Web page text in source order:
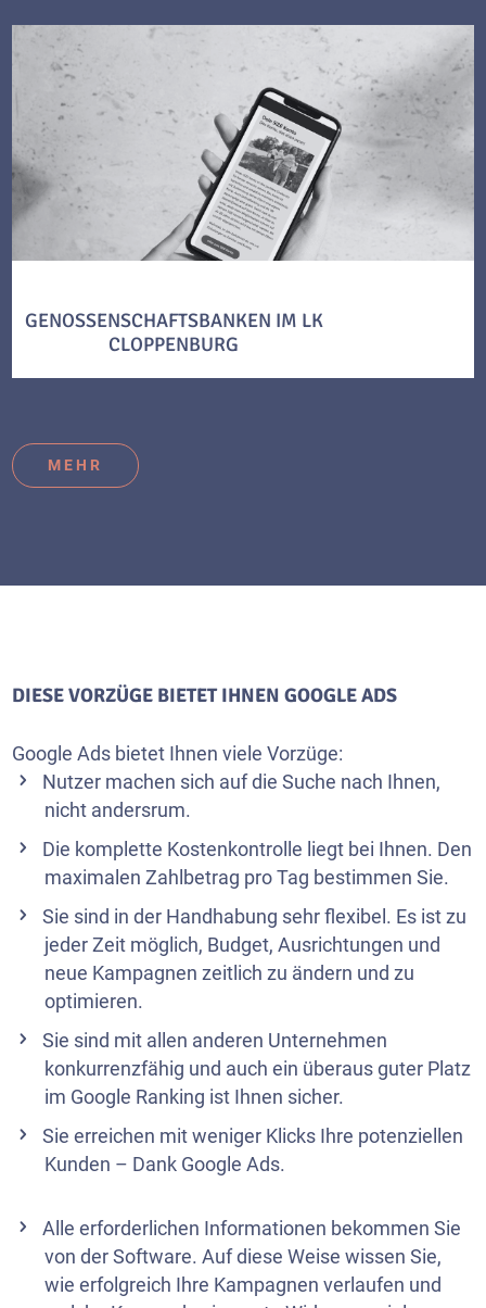
GENOSSENSCHAFTSBANKEN IM LK
CLOPPENBURG
MEHR
DIESE VORZÜGE BIETET IHNEN GOOGLE ADS
Google Ads bietet Ihnen viele Vorzüge:
Nutzer machen sich auf die Suche nach Ihnen,
nicht andersrum.
Die komplette Kostenkontrolle liegt bei Ihnen. Den
maximalen Zahlbetrag pro Tag bestimmen Sie.
Sie sind in der Handhabung sehr flexibel. Es ist zu
jeder Zeit möglich, Budget, Ausrichtungen und
neue Kampagnen zeitlich zu ändern und zu
optimieren.
Sie sind mit allen anderen Unternehmen
konkurrenzfähig und auch ein überaus guter Platz
im Google Ranking ist Ihnen sicher.
Sie erreichen mit weniger Klicks Ihre potenziellen
Kunden – Dank Google Ads.
Alle erforderlichen Informationen bekommen Sie
von der Software. Auf diese Weise wissen Sie,
wie erfolgreich Ihre Kampagnen verlaufen und